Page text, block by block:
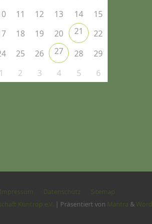
11 12 13 14
15
18 19 20 21
22
25 26 27 28
29
1 2 3 4 5 6
Impressum Datenschutz
Sitemap
Küntrop e.V. | Präsentiert von Mantra &